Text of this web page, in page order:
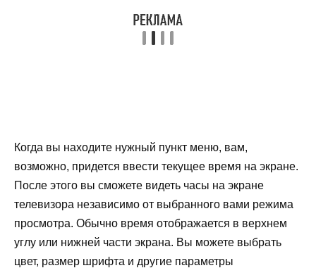
Когда вы находите нужный пункт меню, вам,
возможно, придется ввести текущее время на экране.
После этого вы сможете видеть часы на экране
телевизора независимо от выбранного вами режима
просмотра. Обычно время отображается в верхнем
углу или нижней части экрана. Вы можете выбрать
цвет, размер шрифта и другие параметры